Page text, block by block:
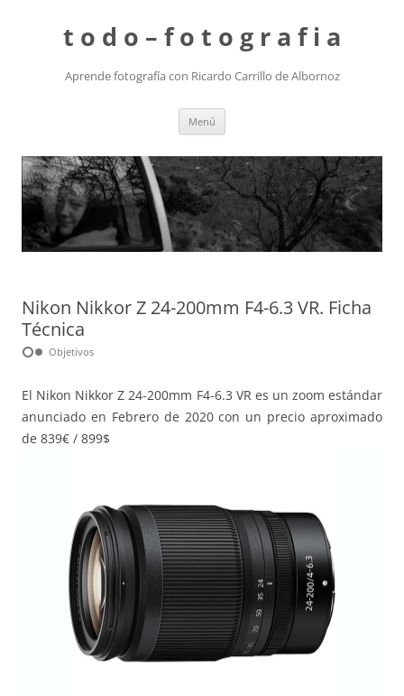
t o d o – f o t o g r a f i a
Aprende fotografía con Ricardo Carrillo de Albornoz
Menú
Nikon Nikkor Z 24-200mm F4-6.3 VR. Ficha
Técnica
hdr_weak Objetivos
El Nikon Nikkor Z 24-200mm F4-6.3 VR es un zoom estándar
anunciado en Febrero de 2020 con un precio aproximado
de 839€ / 899$